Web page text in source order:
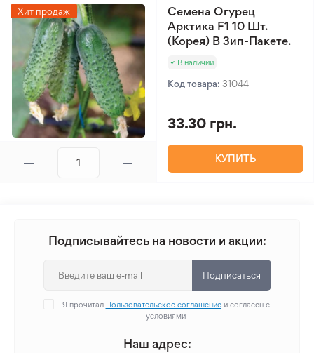
Хит продаж
Семена Огурец
Арктика F1 10 Шт.
(Корея) В Зип-Пакете.
В наличии
Код товара: 31044
33.30 грн.
КУПИТЬ
Подписывайтесь на новости и акции:
Подписаться
Я прочитал Пользовательское соглашениеи согласен с
условиями
Наш адрес: